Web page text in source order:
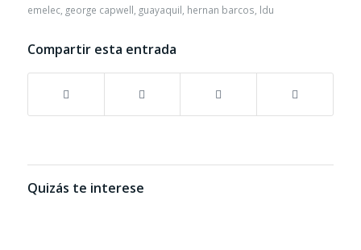
emelec, george capwell guayaquil hernan barcos ldu
Compartir esta entrada
Quizás te interese